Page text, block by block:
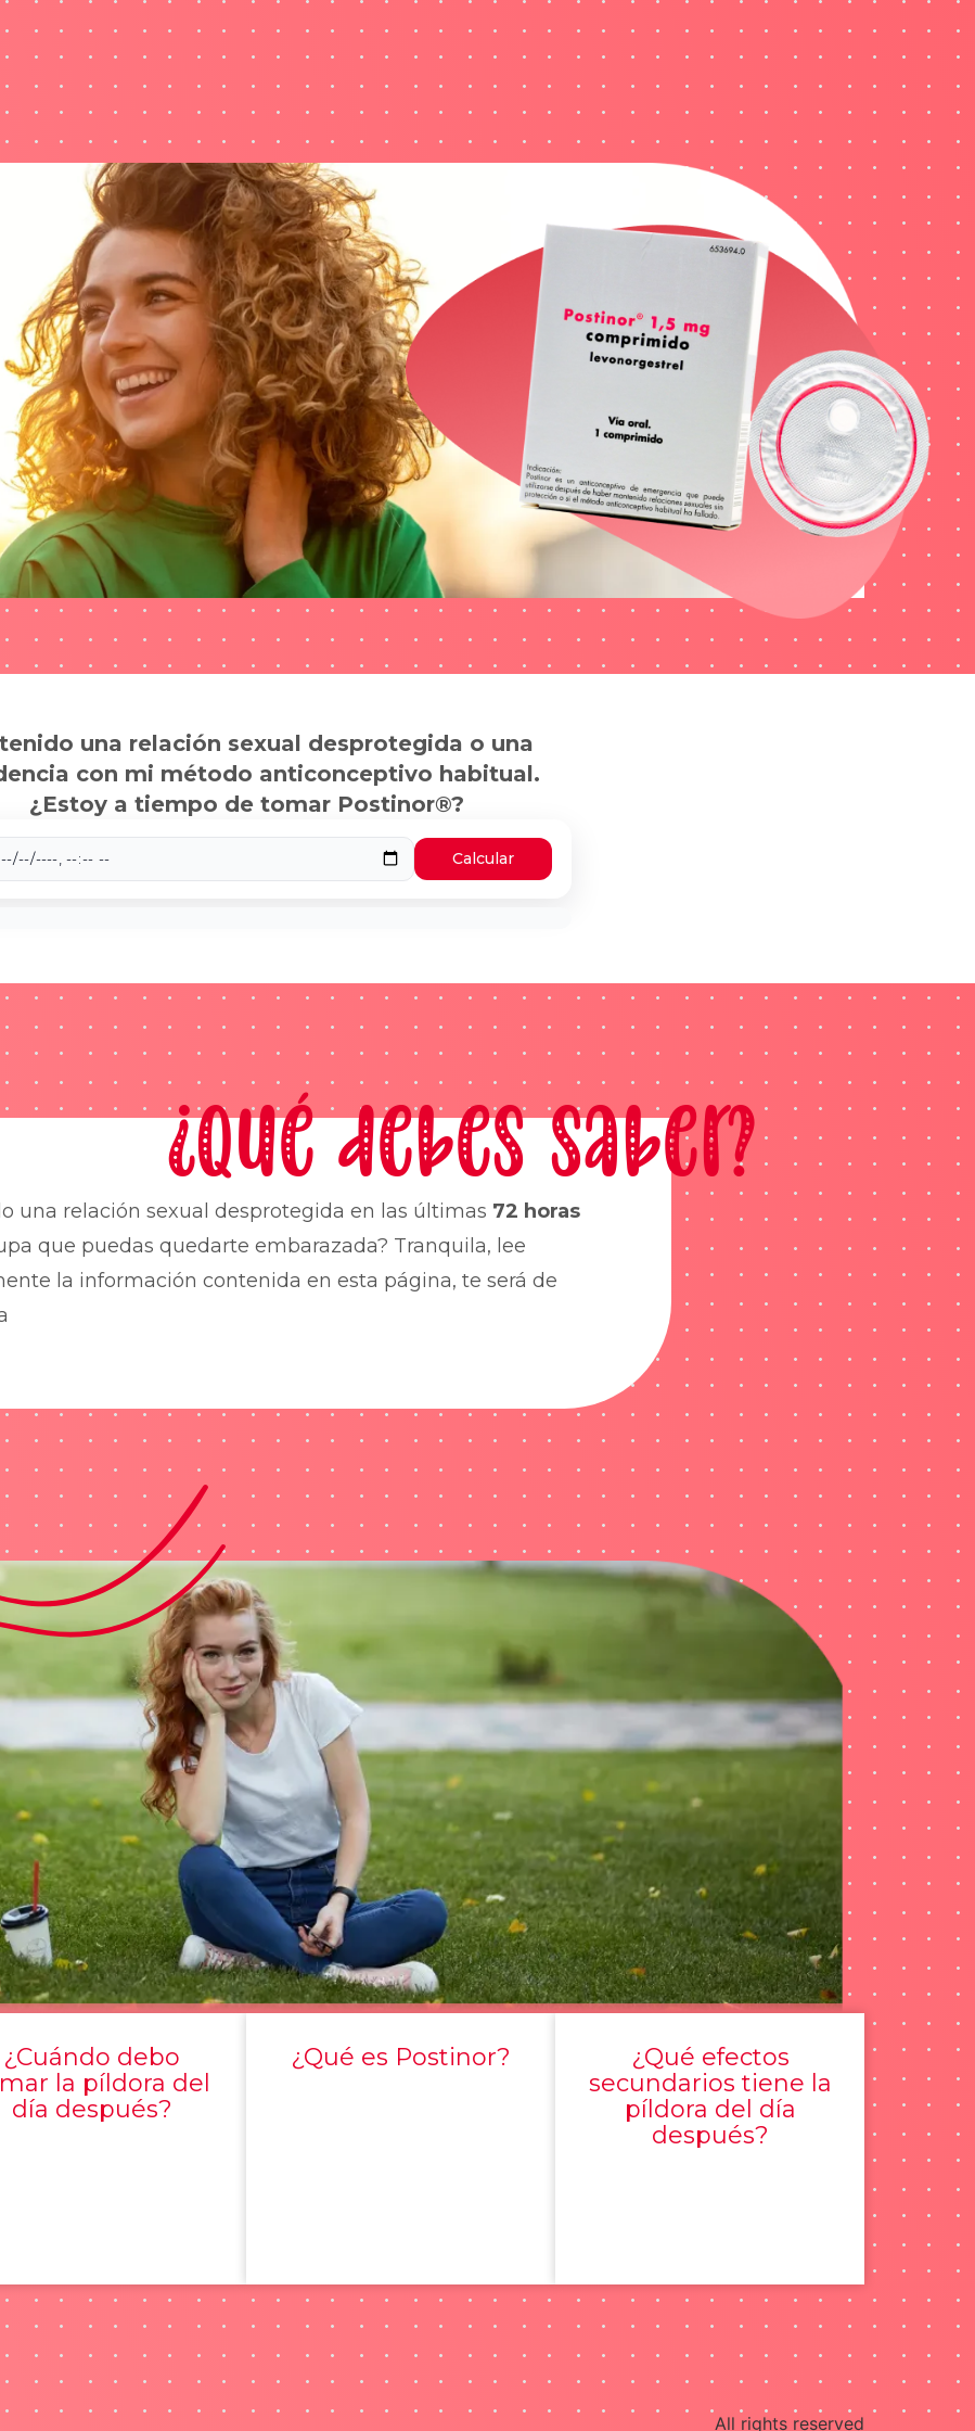
una relación sexual desprotegida o una
con mi método anticonceptivo habitual.
¿Estoy a tiempo de tomar Postinor®?
Calcular
¿Qué debes saber?
una relación sexual desprotegida en las últimas 72 horas
que puedas quedarte embarazada? Tranquila, lee
la información contenida en esta página, te será de
¿Cuándo debo
la píldora del
día después?
¿Qué es Postinor?
¿Qué efectos
secundarios tiene la
píldora del día
después?
All rights reserved